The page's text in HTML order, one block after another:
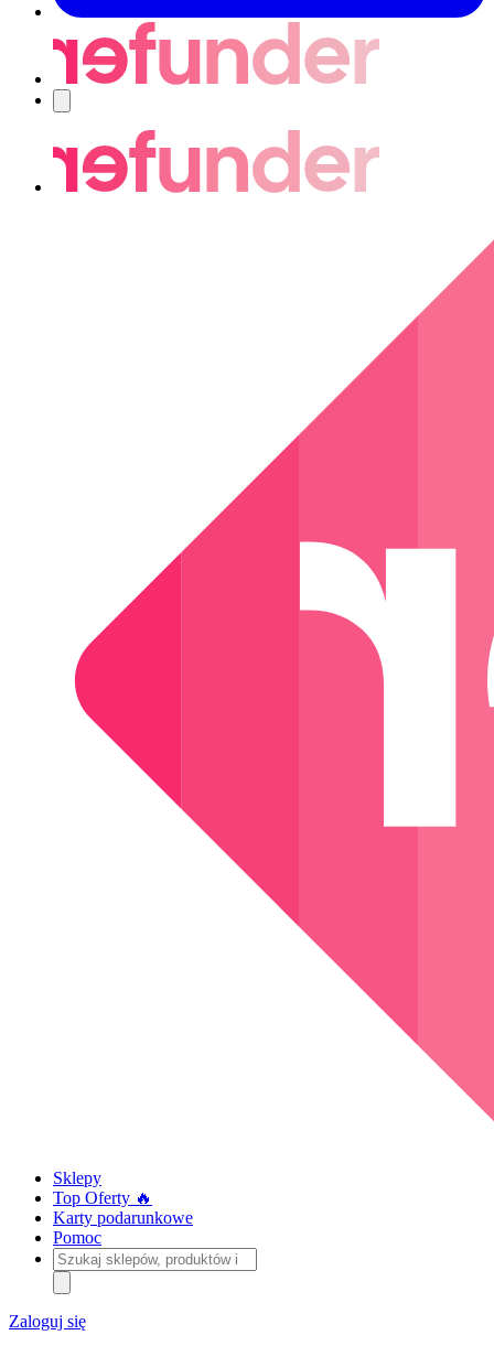
Sklepy
Top Oferty 🔥
Karty podarunkowe
Pomoc
Szukaj
sklepów,
produktów
i
kategorii
Zaloguj się